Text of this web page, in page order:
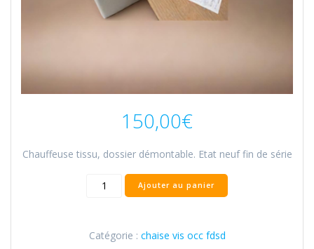
150,00€
Chauffeuse tissu, dossier démontable. Etat neuf fin de série
Ajouter au panier
Catégorie : chaise vis occ fdsd